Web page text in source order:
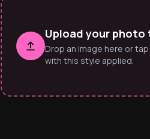
Upload your photo
Drop an image here or
with this style applied.